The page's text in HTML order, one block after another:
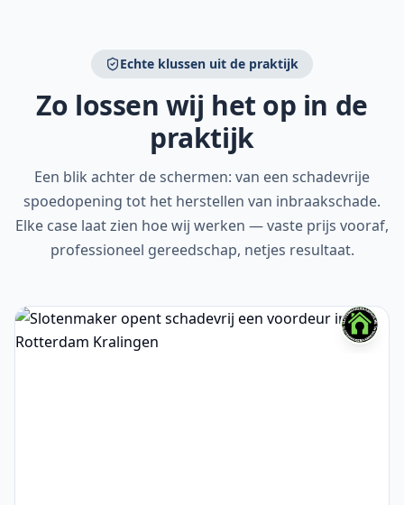
Echte klussen uit de praktijk
Zo lossen wij het op in de
praktijk
Een blik achter de schermen: van een schadevrije
spoedopening tot het herstellen van inbraakschade.
Elke case laat zien hoe wij werken — vaste prijs vooraf,
professioneel gereedschap, netjes resultaat.